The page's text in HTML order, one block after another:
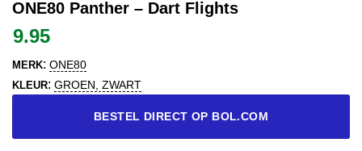
ONE80 Panther – Dart Flights
9.95
MERK: ONE80
KLEUR: GROEN, ZWART
BESTEL DIRECT OP BOL.COM